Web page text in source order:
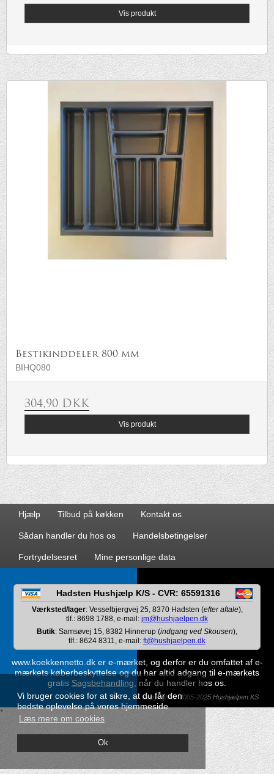
Vi bruger cookies for at sikre, at du får den
bedste oplevelse på vores hjemmeside.
Læs mere om cookies
Ok
Vis produkt
Bestikinddeler 800 mm
BIHQ080
304,90 DKK
Vis produkt
Hjælp Tilbud på køkken Kontakt os
Sådan handler du hos os Handelsbetingelser
Fortrydelsesret Mine personlige data
Hadsten Hushjælp K/S - CVR: 65591316
Værksted/lager: Vesselbjergvej 25, 8370 Hadsten (efter aftale),
tlf.: 8698 1788, e-mail: jm@hushjaelpen.dk
Butik: Samsøvej 15, 8382 Hinnerup (indgang ved Skousen),
tlf.: 8624 8311, e-mail: ft@hushjaelpen.dk
www.koekkennetto.dk er e-mærket, og derfor er du omfattet af e-
mærkets køberbeskyttelse og du har altid adgang til e-mærkets
gratis Sagsbehandling , når du handler hos os.
Copyright © 2005-2025 Hushjælpen KS
*